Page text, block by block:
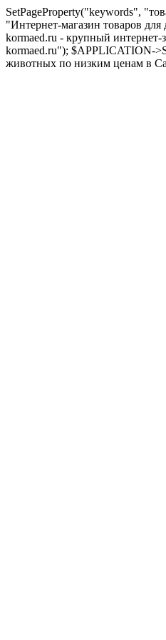
SetPageProperty("keywords",
"Интернет-магазин товаров
kormaed.ru - крупный
kormaed.ru"); $APPLICATION-
животных по низким ценам в